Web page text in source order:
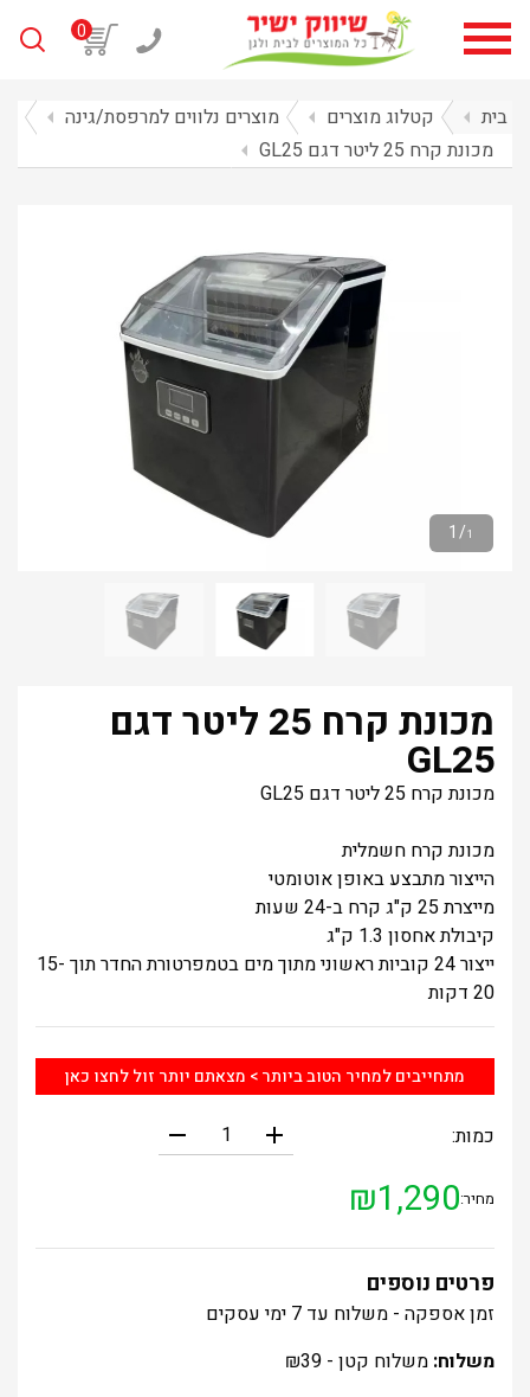
0
בית arrow_left קטלוג מוצרים arrow_left מוצרים נלווים למרפסת/גינה arrow_left
מכונת קרח 25 ליטר דגם GL25
arrow_left
1/1
מכונת קרח 25 ליטר דגם
GL25
מכונת קרח 25 ליטר דגם GL25
מכונת קרח חשמלית
הייצור מתבצע באופן אוטומטי
מייצרת 25 ק"ג קרח ב-24 שעות
קיבולת אחסון 1.3 ק"ג
ייצור 24 קוביות ראשוני מתוך מים בטמפרטורת החדר תוך 15-
20 דקות
מתחייבים למחיר הטוב ביותר > מצאתם יותר זול לחצו כאן
כמות: add
remove
מחיר: ₪1,290
פרטים נוספים
זמן אספקה - משלוח עד 7 ימי עסקים
משלוח: משלוח קטן - ₪39